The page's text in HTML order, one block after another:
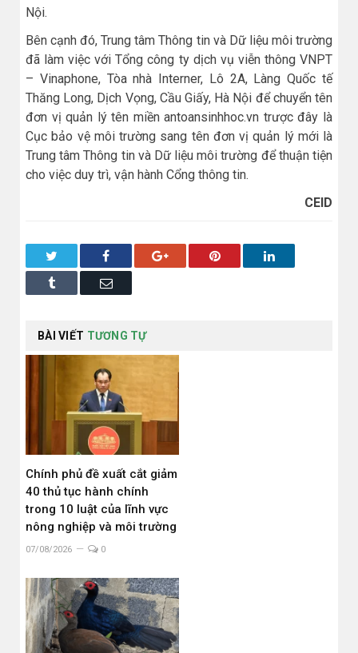
Nội.
Bên cạnh đó, Trung tâm Thông tin và Dữ liệu môi trường
đã làm việc với Tổng công ty dịch vụ viễn thông VNPT
– Vinaphone, Tòa nhà Interner, Lô 2A, Làng Quốc tế
Thăng Long, Dịch Vọng, Cầu Giấy, Hà Nội để chuyển tên
đơn vị quản lý tên miền antoansinhhoc.vn trược đây là
Cục bảo vệ môi trường sang tên đơn vị quản lý mới là
Trung tâm Thông tin và Dữ liệu môi trường để thuận tiện
cho việc duy trì, vận hành Cổng thông tin.
CEID
Facebook Google+ Pinterest LinkedIn
Tumblr Email
BÀI VIẾT TƯƠNG TỰ
Chính phủ đề xuất cắt giảm
40 thủ tục hành chính
trong 10 luật của lĩnh vực
nông nghiệp và môi trường
07/08/2026 0